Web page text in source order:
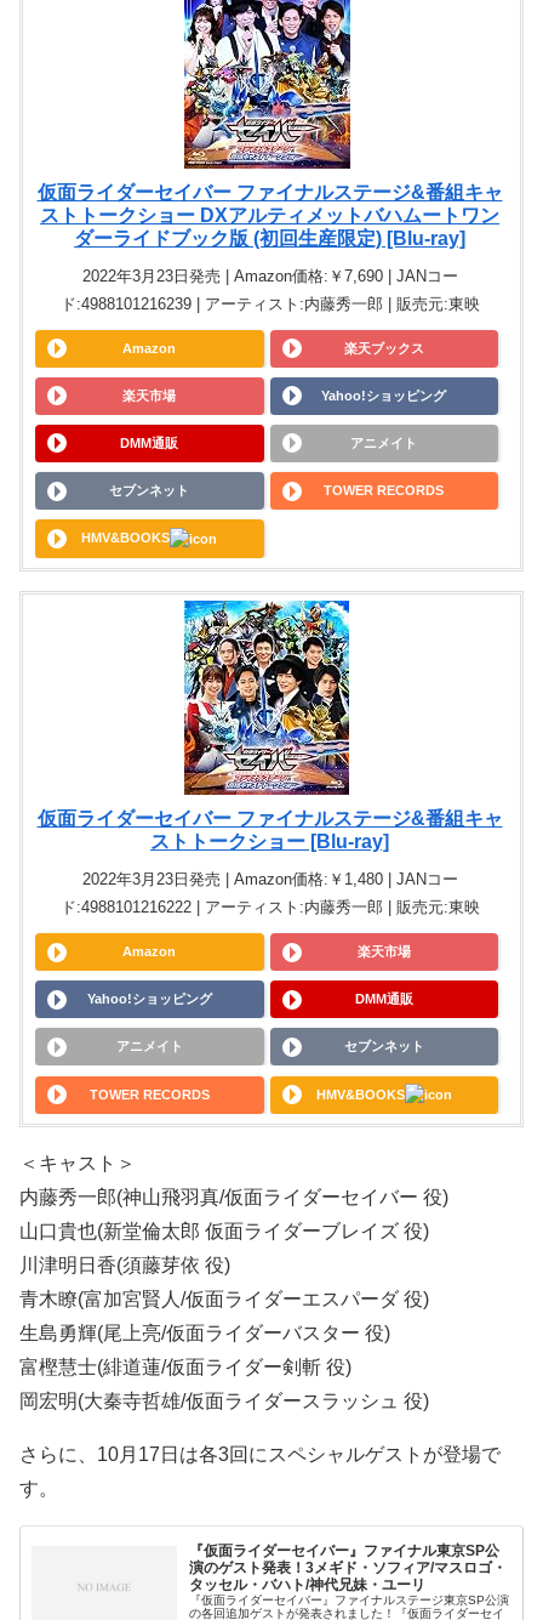
仮面ライダーセイバー ファイナルステージ&番組キャ
ストトークショー DXアルティメットバハムートワン
ダーライドブック版 (初回生産限定) [Blu-ray]
2022年3月23日発売 | Amazon価格:￥7,690 | JANコー
ド:4988101216239 | アーティスト:内藤秀一郎 | 販売元:東映
Amazon 楽天ブックス
楽天市場 Yahoo!ショッピング
DMM通販 アニメイト
セブンネット TOWER RECORDS
HMV&BOOKS
仮面ライダーセイバー ファイナルステージ&番組キャ
ストトークショー [Blu-ray]
2022年3月23日発売 | Amazon価格:￥1,480 | JANコー
ド:4988101216222 | アーティスト:内藤秀一郎 | 販売元:東映
Amazon 楽天市場
Yahoo!ショッピング DMM通販
アニメイト セブンネット
TOWER RECORDS HMV&BOOKS
＜キャスト＞
内藤秀一郎(神山飛羽真/仮面ライダーセイバー 役)
山口貴也(新堂倫太郎 仮面ライダーブレイズ 役)
川津明日香(須藤芽依 役)
青木瞭(富加宮賢人/仮面ライダーエスパーダ 役)
生島勇輝(尾上亮/仮面ライダーバスター 役)
富樫慧士(緋道蓮/仮面ライダー剣斬 役)
岡宏明(大秦寺哲雄/仮面ライダースラッシュ 役)
さらに、10月17日は各3回にスペシャルゲストが登場で
す。
『仮面ライダーセイバー』ファイナル東京SP公
演のゲスト発表！3メギド・ソフィア/マスロゴ・
タッセル・バハト/神代兄妹・ユーリ
『仮面ライダーセイバー』ファイナルステージ東京SP公演
の各回追加ゲストが発表されました！『仮面ライダーセイ